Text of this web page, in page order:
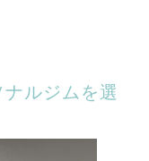
ナルジムを選